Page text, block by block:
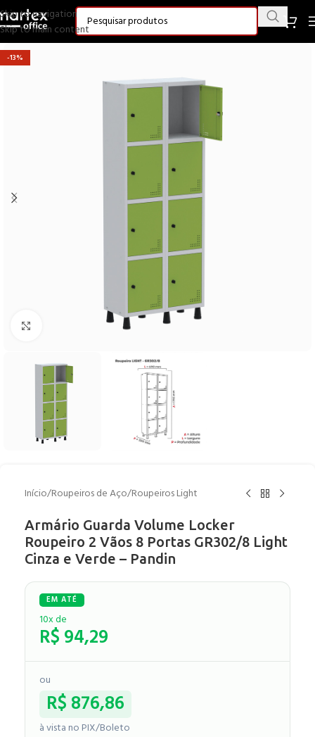
Skip to navigation
Skip to main content
-13%
Clique para ampliar
Início/Roupeiros de Aço/Roupeiros Light
Armário Guarda Volume Locker
Roupeiro 2 Vãos 8 Portas GR302/8 Light
Cinza e Verde – Pandin
10x de
R$94,29
ou
R$876,86
à vista no PIX/Boleto